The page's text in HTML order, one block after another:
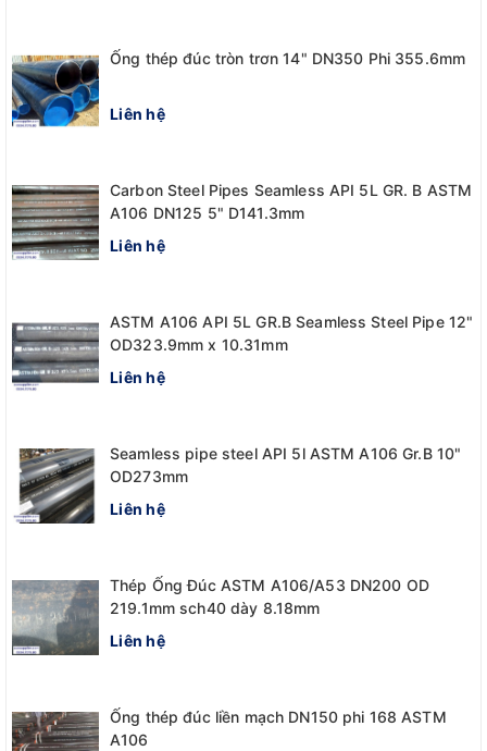
Ống thép đúc tròn trơn 14" DN350 Phi 355.6mm
Liên hệ
Carbon Steel Pipes Seamless API 5L GR. B ASTM
A106 DN125 5" D141.3mm
Liên hệ
ASTM A106 API 5L GR.B Seamless Steel Pipe 12"
OD323.9mm x 10.31mm
Liên hệ
Seamless pipe steel API 5l ASTM A106 Gr.B 10"
OD273mm
Liên hệ
Thép Ống Đúc ASTM A106/A53 DN200 OD
219.1mm sch40 dày 8.18mm
Liên hệ
Ống thép đúc liền mạch DN150 phi 168 ASTM
A106